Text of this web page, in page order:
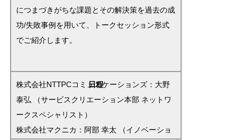
につまづきがちな課題とその解決策を過去の成
功/失敗事例を用いて、トークセッション形式
でご紹介します。
株式会社NTTPCコミュニケーションズ：大野
泰弘 （サービスクリエーション本部 ネットワ
ークスペシャリスト）
株式会社マクニカ：阿部 幸太 （イノベーショ
日程